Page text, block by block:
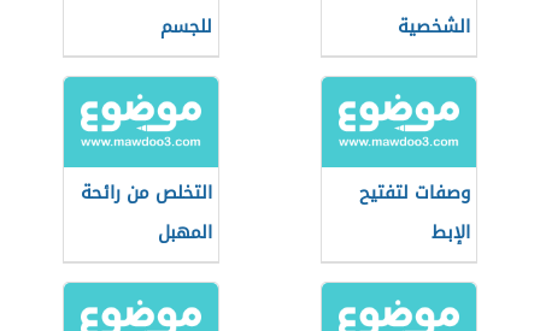
الشخصية
للجسم
وصفات لتفتيح
الإبط
التخلص من رائحة
المهبل